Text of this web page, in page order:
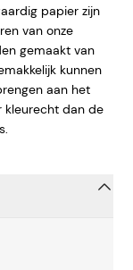
papier zijn
van onze
gemaakt van
kunnen
aan het
kleurecht dan de